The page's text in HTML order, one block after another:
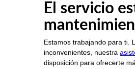
El servicio
Estamos trabajando para ti.
inconvenientes, nuestra
disposición para ofrecerte